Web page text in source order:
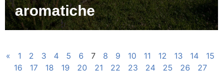
aromatiche
« 1 2 3 4 5 6 7 8 9 10 11 12 13 14
15
16
17 18 19 20 21 22 23 24 25 26
27